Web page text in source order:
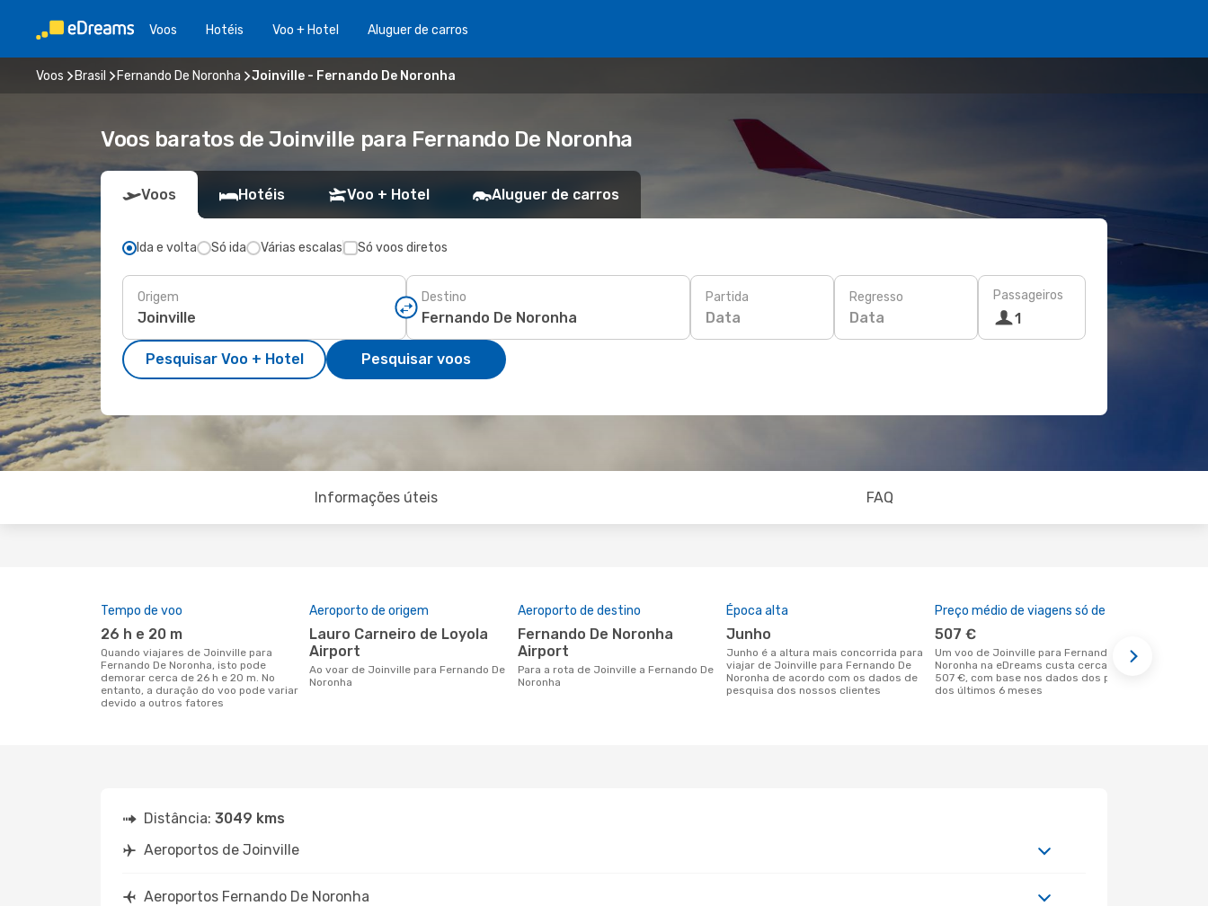
Voos Hotéis Voo + Hotel Aluguer de carros
Voos Brasil Fernando De Noronha Joinville - Fernando De Noronha
Voos baratos de Joinville para Fernando De Noronha
Voos Hotéis Voo + Hotel Aluguer de carros
Ida e volta Só ida Várias escalas Só voos diretos
Origem Destino Partida
Data
Regresso
Data
Passageiros
1
Pesquisar Voo + Hotel Pesquisar voos
Informações úteis FAQ
Tempo de voo
26 h e 20 m
Quando viajares de Joinville para
Fernando De Noronha, isto pode
demorar cerca de 26 h e 20 m. No
entanto, a duração do voo pode variar
devido a outros fatores
Aeroporto de origem
Lauro Carneiro de Loyola
Airport
Ao voar de Joinville para Fernando De
Noronha
Aeroporto de destino
Fernando De Noronha
Airport
Para a rota de Joinville a Fernando De
Noronha
Época alta
junho
junho é a altura mais concorrida para
viajar de Joinville para Fernando De
Noronha de acordo com os dados de
pesquisa dos nossos clientes
Preço médio de viagens só de ida
507 €
Um voo de Joinville para Fernando De
Noronha na eDreams custa cerca de
507 €, com base nos dados dos preços
dos últimos 6 meses
Distância: 3049 kms
Aeroportos de Joinville
Aeroportos Fernando De Noronha